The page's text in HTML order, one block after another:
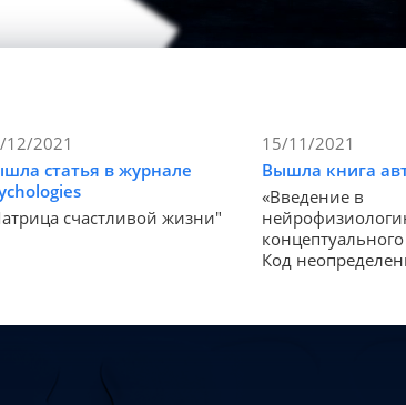
12/2021
статья в журнале
счастливой жизни"
15/11/2021
Вышла книга
«Введение в
Код